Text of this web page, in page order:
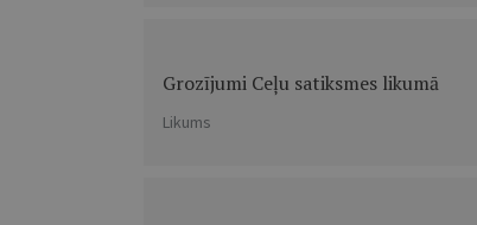
Grozījumi Ceļu satiksmes likumā
Likums